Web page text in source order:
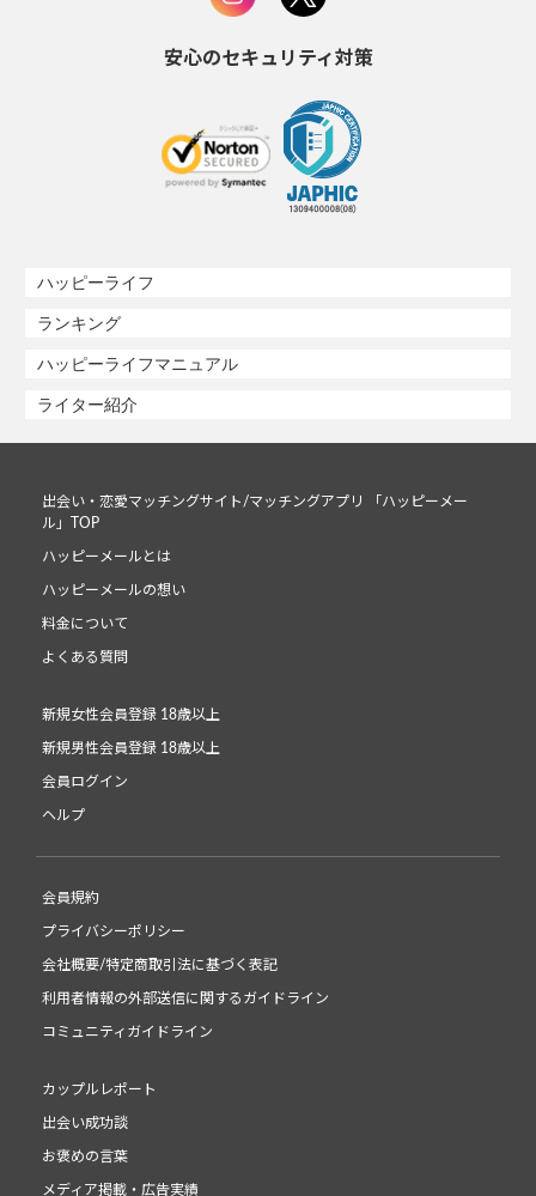
安心のセキュリティ対策
ハッピーライフ
ランキング
ハッピーライフマニュアル
ライター紹介
出会い・恋愛マッチングサイト/マッチングアプリ 「ハッピーメー
ル」TOP
ハッピーメールとは
ハッピーメールの想い
料金について
よくある質問
新規女性会員登録 18歳以上
新規男性会員登録 18歳以上
会員ログイン
ヘルプ
会員規約
プライバシーポリシー
会社概要/特定商取引法に基づく表記
利用者情報の外部送信に関するガイドライン
コミュニティガイドライン
カップルレポート
出会い成功談
お褒めの言葉
メディア掲載・広告実績